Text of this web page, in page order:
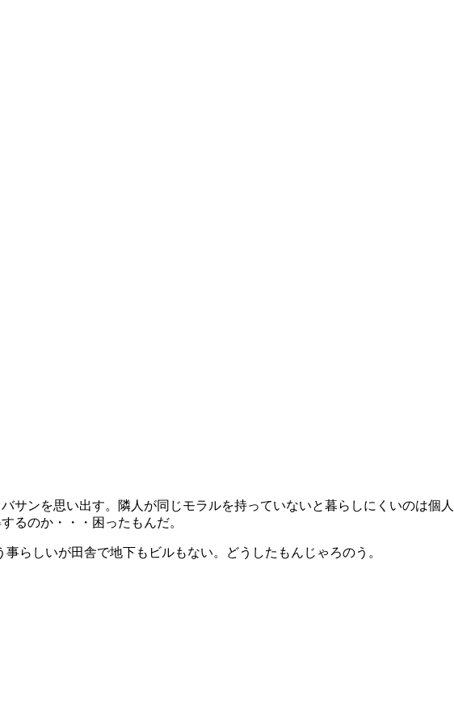
サンを思い出す。隣人が同じモラルを持っていないと暮らしにくいのは個
るのか・・・困ったもんだ。
らしいが田舎で地下もビルもない。どうしたもんじゃろのう。